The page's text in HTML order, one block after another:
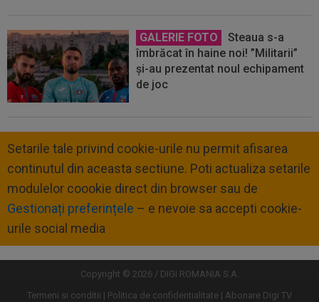
GALERIE FOTO
Steaua s-a
îmbrăcat în haine noi! ”Militarii”
și-au prezentat noul echipament
de joc
Setarile tale privind cookie-urile nu permit afisarea
continutul din aceasta sectiune. Poti actualiza setarile
modulelor coookie direct din browser sau de
Gestionați preferințele – e nevoie sa accepti cookie-
urile social media
Copyright © 2026 / DIGI ROMANIA S.A.
Termeni si conditii
Politica de confidentialitate Abonare Digi TV